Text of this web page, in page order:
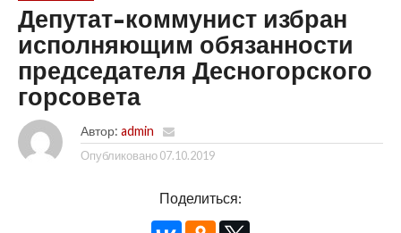
Депутат-коммунист избран
исполняющим обязанности
председателя Десногорского
горсовета
Автор: admin
Опубликовано 07.10.2019
Поделиться: